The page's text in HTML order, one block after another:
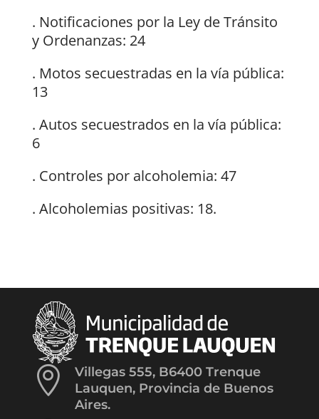
. Notificaciones por la Ley de Tránsito
y Ordenanzas: 24
. Motos secuestradas en la vía pública:
13
. Autos secuestrados en la vía pública:
6
. Controles por alcoholemia: 47
. Alcoholemias positivas: 18.

Villegas 555, B6400 Trenque
Lauquen, Provincia de Buenos
Aires.